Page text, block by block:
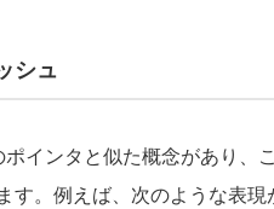
シュ
インタと似た概念があり、
。例えば、次のような表現